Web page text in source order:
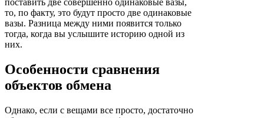
поставить две совершенно одинаковые вазы,
то, по факту, это будут просто две одинаковые
вазы. Разница между ними появится только
тогда, когда вы услышите историю одной из
них.
Особенности сравнения
объектов обмена
Однако, если с вещами все просто, достаточно